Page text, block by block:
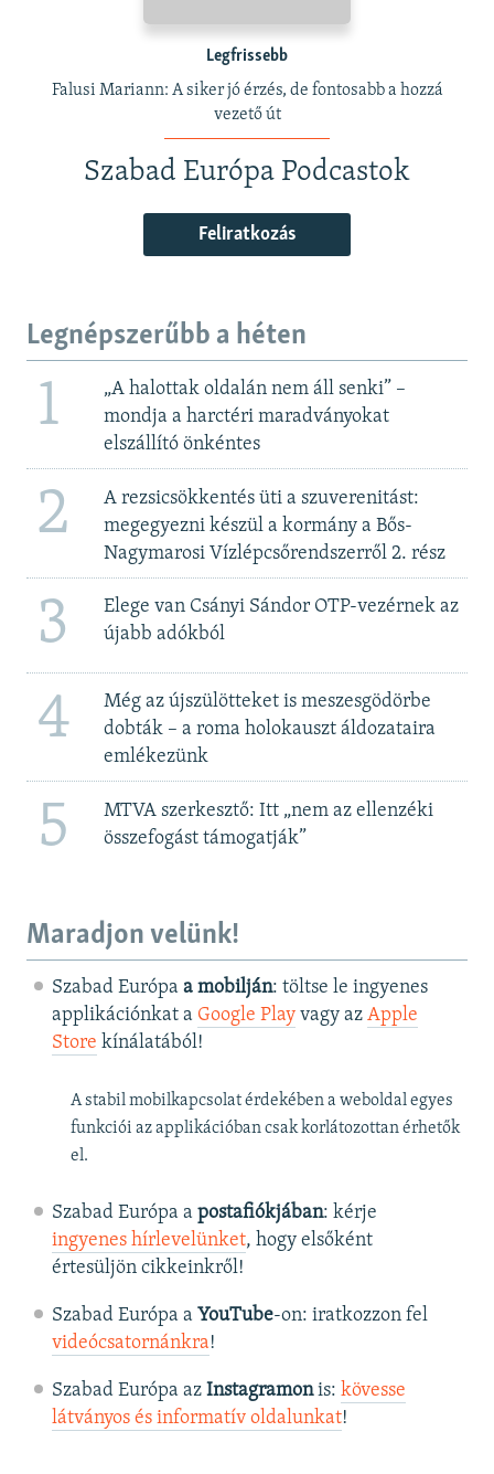
Legfrissebb
Falusi Mariann: A siker jó érzés, de fontosabb a hozzá
vezető út
Szabad Európa Podcastok
Feliratkozás
Legnépszerűbb a héten
1
„A halottak oldalán nem áll senki” –
mondja a harctéri maradványokat
elszállító önkéntes
2
A rezsicsökkentés üti a szuverenitást:
megegyezni készül a kormány a Bős-
Nagymarosi Vízlépcsőrendszerről 2. rész
3
Elege van Csányi Sándor OTP-vezérnek az
újabb adókból
4
Még az újszülötteket is meszesgödörbe
dobták – a roma holokauszt áldozataira
emlékezünk
5
MTVA szerkesztő: Itt „nem az ellenzéki
összefogást támogatják”
Maradjon velünk!
Szabad Európa a mobilján: töltse le ingyenes
applikációnkat a Google Playvagy az Apple
Store kínálatából!
A stabil mobilkapcsolat érdekében a weboldal egyes
funkciói az applikációban csak korlátozottan érhetők
el.
Szabad Európa a postafiókjában: kérje
ingyenes hírlevelünket, hogy elsőként
értesüljön cikkeinkről!
Szabad Európa a YouTube-on: iratkozzon fel
videócsatornánkra!
Szabad Európa az Instagramonis: kövesse
látványos és informatív oldalunkat! ​